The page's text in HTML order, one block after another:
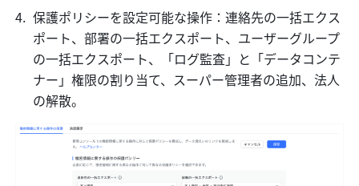
保護ポリシーを設定可能な操作：連絡先の一括エクス
ポート、部署の一括エクスポート、ユーザーグループ
の一括エクスポート、「ログ監査」と「データコンテ
ナー」権限の割り当て、スーパー管理者の追加、法人
の解散。